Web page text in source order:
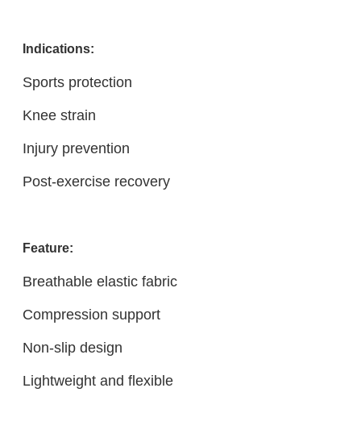
Indications:
Sports protection
Knee strain
Injury prevention
Post-exercise recovery
Feature:
Breathable elastic fabric
Compression support
Non-slip design
Lightweight and flexible